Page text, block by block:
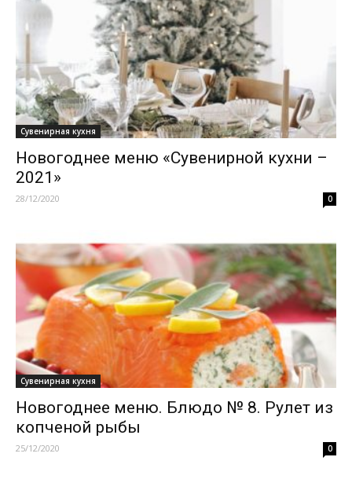
Сувенирная кухня
Новогоднее меню «Сувенирной кухни –
2021»
28/12/2020 0
Сувенирная кухня
Новогоднее меню. Блюдо № 8. Рулет из
копченой рыбы
25/12/2020 0